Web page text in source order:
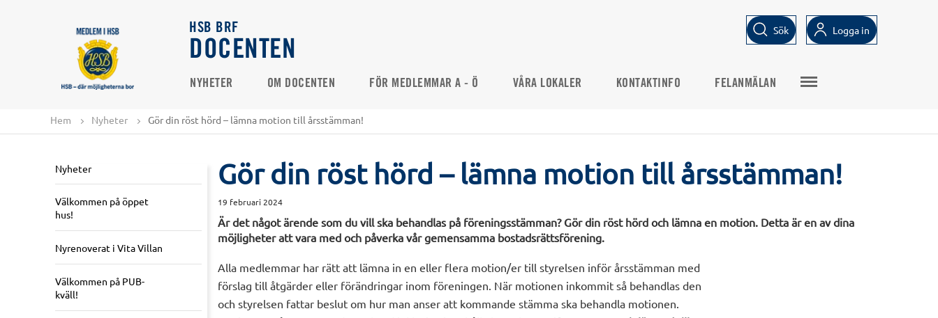
HSB BRF
DOCENTEN
Sök Logga in
NYHETER OM DOCENTEN FÖR MEDLEMMAR A - Ö VÅRA LOKALER KONTAKTINFO FELANMÄLAN
Hem Nyheter Gör din röst hörd – lämna motion till årsstämman!
Nyheter
Välkommen på öppet
hus!
Nyrenoverat i Vita Villan
Välkommen på PUB-
kväll!
Gör din röst hörd – lämna motion till årsstämman!
19 februari 2024
Är det något ärende som du vill ska behandlas på föreningsstämman? Gör din röst hörd och lämna en motion. Detta är en av dina
möjligheter att vara med och påverka vår gemensamma bostadsrättsförening.
Alla medlemmar har rätt att lämna in en eller flera motion/er till styrelsen inför årsstämman med
förslag till åtgärder eller förändringar inom föreningen. När motionen inkommit så behandlas den
och styrelsen fattar beslut om hur man anser att kommande stämma ska behandla motionen.